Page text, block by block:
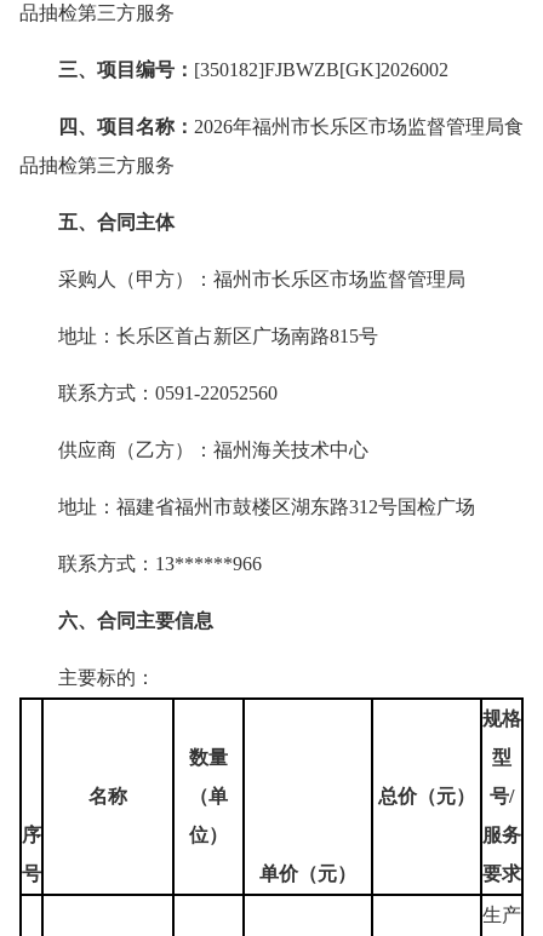
品抽检第三方服务
三、项目编号： [350182]FJBWZB[GK]2026002
四、项目名称： 2026年福州市长乐区市场监督管理局食
品抽检第三方服务
五、合同主体
采购人（甲方）：福州市长乐区市场监督管理局
地址：长乐区首占新区广场南路815号
联系方式：0591-22052560
供应商（乙方）：福州海关技术中心
地址：福建省福州市鼓楼区湖东路312号国检广场
联系方式：13******966
六、合同主要信息
主要标的：
序
号
名称
数量
（单
位）
单价（元）
总价（元）
规格
型
号/
服务
要求
生产